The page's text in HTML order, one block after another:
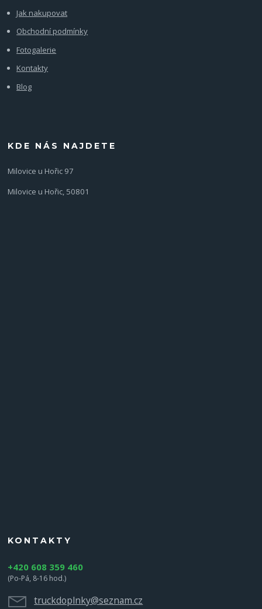
Jak nakupovat
Obchodní podmínky
Fotogalerie
Kontakty
Blog
KDE NÁS NAJDETE
Milovice u Hořic 97
Milovice u Hořic, 50801
KONTAKTY
+420 608 359 460
(Po-Pá, 8-16 hod.)
truckdoplnky@seznam.cz